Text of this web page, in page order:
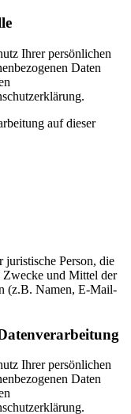
Ihrer persönlichen
Daten
auf dieser
juristische Person, die
Zwecke und Mittel der
(z.B. Namen, E-Mail-
Ihrer persönlichen
Daten